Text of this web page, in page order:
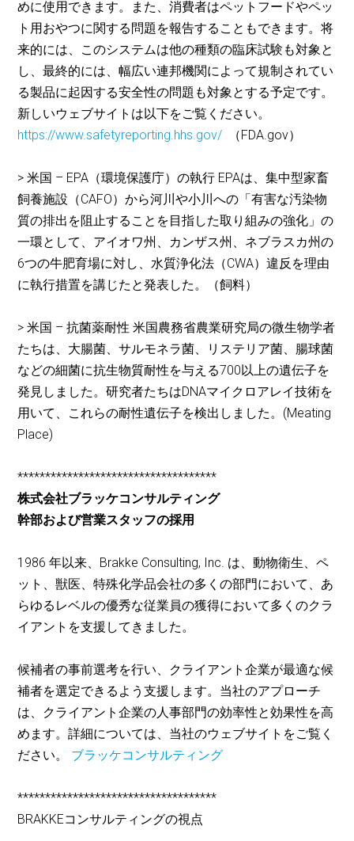
めに使用できます。また、消費者はペットフードやペッ
ト用おやつに関する問題を報告することもできます。将
来的には、このシステムは他の種類の臨床試験も対象と
し、最終的には、幅広い連邦機関によって規制されてい
る製品に起因する安全性の問題も対象とする予定です。
新しいウェブサイトは以下をご覧ください。
https://www.safetyreporting.hhs.gov/ （FDA.gov）
> 米国 – EPA（環境保護庁）の執行 EPAは、集中型家畜
飼養施設（CAFO）から河川や小川への「有害な汚染物
質の排出を阻止することを目指した取り組みの強化」の
一環として、アイオワ州、カンザス州、ネブラスカ州の
6つの牛肥育場に対し、水質浄化法（CWA）違反を理由
に執行措置を講じたと発表した。（飼料）
> 米国 – 抗菌薬耐性 米国農務省農業研究局の微生物学者
たちは、大腸菌、サルモネラ菌、リステリア菌、腸球菌
などの細菌に抗生物質耐性を与える700以上の遺伝子を
発見しました。研究者たちはDNAマイクロアレイ技術を
用いて、これらの耐性遺伝子を検出しました。(Meating
Place)
************************************
株式会社ブラッケコンサルティング
幹部および営業スタッフの採用
1986 年以来、Brakke Consulting, Inc. は、動物衛生、ペ
ット、獣医、特殊化学品会社の多くの部門において、あ
らゆるレベルの優秀な従業員の獲得において多くのクラ
イアントを支援してきました。
候補者の事前選考を行い、クライアント企業が最適な候
補者を選定できるよう支援します。当社のアプローチ
は、クライアント企業の人事部門の効率性と効果性を高
めます。詳細については、当社のウェブサイトをご覧く
ださい。 ブラッケコンサルティング
************************************
BRAKKEコンサルティングの視点